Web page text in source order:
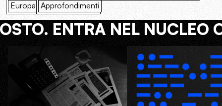
Europa Approfondimenti
ENTRA NEL NUCLEO